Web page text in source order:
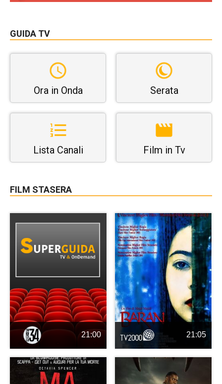
GUIDA TV
Ora in Onda Serata
Lista Canali Film in Tv
FILM STASERA
21:00 21:05